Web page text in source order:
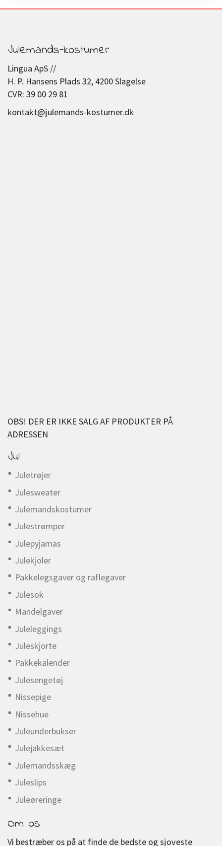
Julemands-kostumer
Lingua ApS //
H. P. Hansens Plads 32, 4200 Slagelse
CVR: 39 00 29 81
kontakt@julemands-kostumer.dk
OBS! DER ER IKKE SALG AF PRODUKTER PÅ
ADRESSEN
Jul
Juletrøjer
Julesweater
Julemandskostumer
Julestrømper
Julepyjamas
Julekjoler
Pakkelegsgaver og raflegaver
Julesok
Mandelgaver
Juleleggings
Juleskjorte
Pakkekalender
Julesengetøj
Nissepige
Nissehue
Juleunderbukser
Julejakkesæt
Julemandsskæg
Juleslips
Juleøreringe
Om os
Vi bestræber os på at finde de bedste og sjoveste